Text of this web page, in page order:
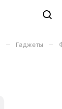
– Гаджеты –